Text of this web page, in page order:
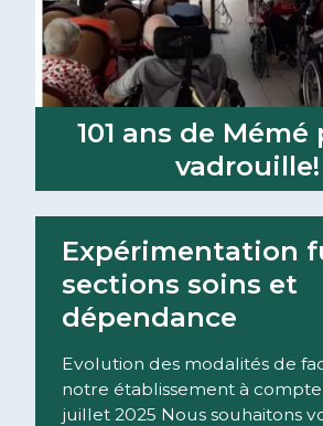
101 ans de Mémé
vadrouille!
Lire la suite
Expérimentation
sections soins et
dépendance
Evolution des modalités de
notre établissement à
juillet 2025 Nous souhaitons